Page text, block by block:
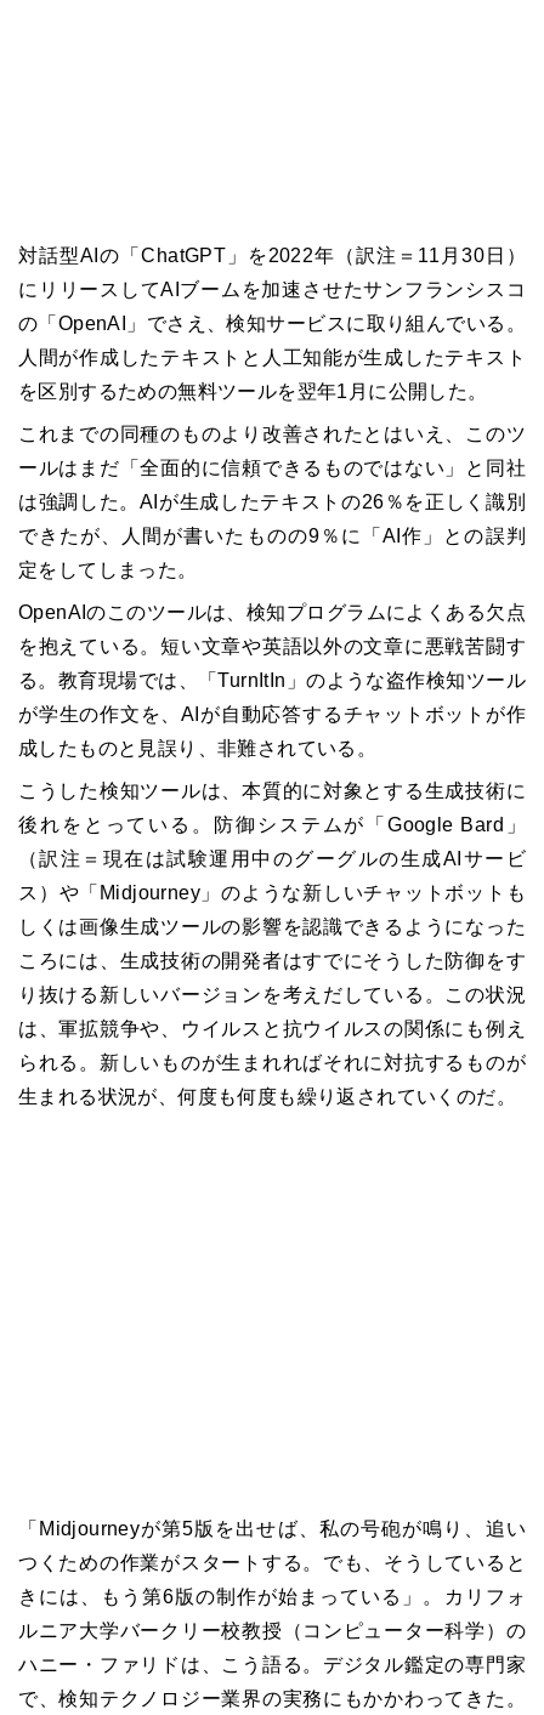
対話型AIの「ChatGPT」を2022年（訳注＝11月30日）
にリリースしてAIブームを加速させたサンフランシスコ
の「OpenAI」でさえ、検知サービスに取り組んでいる。
人間が作成したテキストと人工知能が生成したテキスト
を区別するための無料ツールを翌年1月に公開した。
これまでの同種のものより改善されたとはいえ、このツ
ールはまだ「全面的に信頼できるものではない」と同社
は強調した。AIが生成したテキストの26％を正しく識別
できたが、人間が書いたものの9％に「AI作」との誤判
定をしてしまった。
OpenAIのこのツールは、検知プログラムによくある欠点
を抱えている。短い文章や英語以外の文章に悪戦苦闘す
る。教育現場では、「TurnItIn」のような盗作検知ツール
が学生の作文を、AIが自動応答するチャットボットが作
成したものと見誤り、非難されている。
こうした検知ツールは、本質的に対象とする生成技術に
後れをとっている。防御システムが「Google Bard」
（訳注＝現在は試験運用中のグーグルの生成AIサービ
ス）や「Midjourney」のような新しいチャットボットも
しくは画像生成ツールの影響を認識できるようになった
ころには、生成技術の開発者はすでにそうした防御をす
り抜ける新しいバージョンを考えだしている。この状況
は、軍拡競争や、ウイルスと抗ウイルスの関係にも例え
られる。新しいものが生まれればそれに対抗するものが
生まれる状況が、何度も何度も繰り返されていくのだ。
「Midjourneyが第5版を出せば、私の号砲が鳴り、追い
つくための作業がスタートする。でも、そうしていると
きには、もう第6版の制作が始まっている」。カリフォ
ルニア大学バークリー校教授（コンピューター科学）の
ハニー・ファリドは、こう語る。デジタル鑑定の専門家
で、検知テクノロジー業界の実務にもかかわってきた。